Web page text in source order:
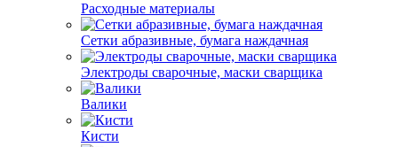
Расходные материалы
Сетки абразивные, бумага наждачная
Электроды сварочные, маски сварщика
Валики
Кисти